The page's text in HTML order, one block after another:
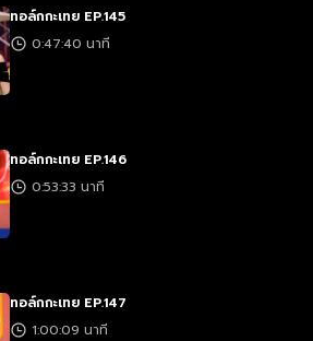
ทอล์กกะเทย EP.145
0:47:40 นาที
ทอล์กกะเทย EP.146
0:53:33 นาที
ทอล์กกะเทย EP.147
1:00:09 นาที